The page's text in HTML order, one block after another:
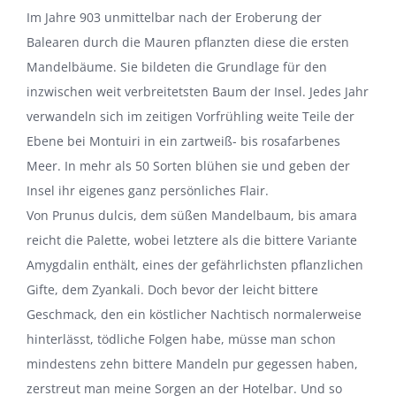
Im Jahre 903 unmittelbar nach der Eroberung der
Balearen durch die Mauren pflanzten diese die ersten
Mandelbäume. Sie bildeten die Grundlage für den
inzwischen weit verbreitetsten Baum der Insel. Jedes Jahr
verwandeln sich im zeitigen Vorfrühling weite Teile der
Ebene bei Montuiri in ein zartweiß- bis rosafarbenes
Meer. In mehr als 50 Sorten blühen sie und geben der
Insel ihr eigenes ganz persönliches Flair.
Von Prunus dulcis, dem süßen Mandelbaum, bis amara
reicht die Palette, wobei letztere als die bittere Variante
Amygdalin enthält, eines der gefährlichsten pflanzlichen
Gifte, dem Zyankali. Doch bevor der leicht bittere
Geschmack, den ein köstlicher Nachtisch normalerweise
hinterlässt, tödliche Folgen habe, müsse man schon
mindestens zehn bittere Mandeln pur gegessen haben,
zerstreut man meine Sorgen an der Hotelbar. Und so